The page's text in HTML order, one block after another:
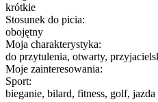
krótkie
Stosunek do picia:
obojętny
Moja charakterystyka:
do przytulenia, otwarty,
Moje zainteresowania:
Sport:
bieganie, bilard, fitness, golf,